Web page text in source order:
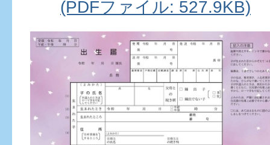
(PDFファイル: 527.9KB)